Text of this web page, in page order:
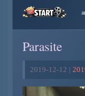
Parasite
2019-12-12 |